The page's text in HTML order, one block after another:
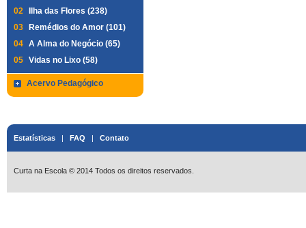
02
Ilha das Flores (238)
03
Remédios do Amor (101)
04 A Alma do Negócio (65)
05 Vidas no Lixo (58)
Acervo Pedagógico
Estatísticas | FAQ | Contato
Curta na Escola © 2014 Todos os direitos reservados.